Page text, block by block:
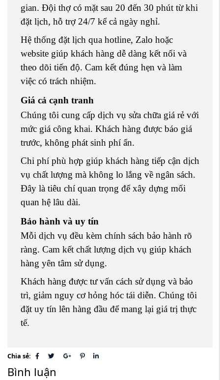
gian. Đội thợ có mặt sau 20 đến 30 phút từ khi
đặt lịch, hỗ trợ 24/7 kể cả ngày nghỉ.
Hệ thống đặt lịch qua hotline, Zalo hoặc
website giúp khách hàng dễ dàng kết nối và
theo dõi tiến độ. Cam kết đúng hẹn và làm
việc có trách nhiệm.
Giá cả cạnh tranh
Chúng tôi cung cấp dịch vụ sửa chữa giá rẻ với
mức giá công khai. Khách hàng được báo giá
trước, không phát sinh phí ẩn.
Chi phí phù hợp giúp khách hàng tiếp cận dịch
vụ chất lượng mà không lo lắng về ngân sách.
Đây là tiêu chí quan trọng để xây dựng mối
quan hệ lâu dài.
Bảo hành và uy tín
Mỗi dịch vụ đều kèm chính sách bảo hành rõ
ràng. Cam kết chất lượng dịch vụ giúp khách
hàng yên tâm sử dụng.
Khách hàng được tư vấn cách sử dụng và bảo
trì, giảm nguy cơ hỏng hóc tái diễn. Chúng tôi
đặt uy tín lên hàng đầu để mang lại giá trị thực
tế.
Chia sẻ:
Bình luận